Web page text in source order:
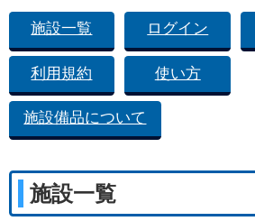
施設一覧 ログイン
利用規約 使い方
施設備品について
施設一覧